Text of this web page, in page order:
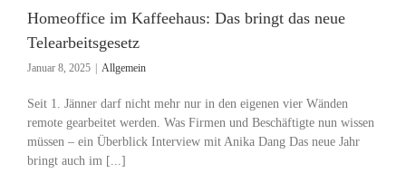
Homeoffice im Kaffeehaus: Das bringt das neue
Telearbeitsgesetz
Januar 8, 2025 Allgemein
Seit 1. Jänner darf nicht mehr nur in den eigenen vier Wänden
remote gearbeitet werden. Was Firmen und Beschäftigte nun wissen
müssen – ein Überblick Interview mit Anika Dang Das neue Jahr
bringt auch im [...]